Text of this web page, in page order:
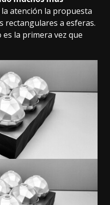
la atención la propuesta
rectangulares a esferas.
la primera vez que